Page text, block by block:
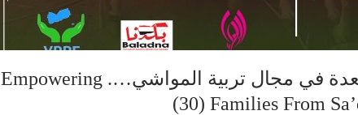
تمكين (30) أسرة من مديرية صعدة في مجال تربية المواشي…. Empowering
(30) Families From